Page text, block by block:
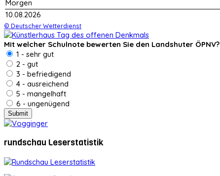
Morgen
10.08.2026
© Deutscher Wetterdienst
Mit welcher Schulnote bewerten Sie den Landshuter ÖPNV?
1 - sehr gut
2 - gut
3 - befriedigend
4 - ausreichend
5 - mangelhaft
6 - ungenügend
rundschau Leserstatistik